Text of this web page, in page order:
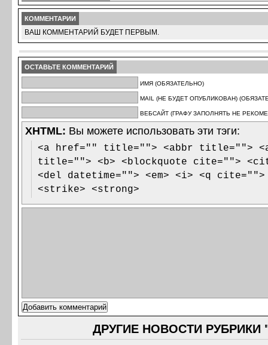
КОММЕНТАРИИ
ВАШ КОММЕНТАРИЙ БУДЕТ ПЕРВЫМ.
ОСТАВЬТЕ КОММЕНТАРИЙ
ИМЯ (ОБЯЗАТЕЛЬНО)
MAIL (НЕ БУДЕТ ОПУБЛИКОВАН)
ВЕБСАЙТ (ГРАФУ ЗАПОЛНЯТЬ НЕ
XHTML: Вы можете использовать эти тэги:
<a href="" title=""> <abbr title="">
title=""> <b> <blockquote cite="">
<del datetime=""> <em> <i> <q cite="">
<strike> <strong>
ДРУГИЕ НОВОСТИ РУБРИКИ